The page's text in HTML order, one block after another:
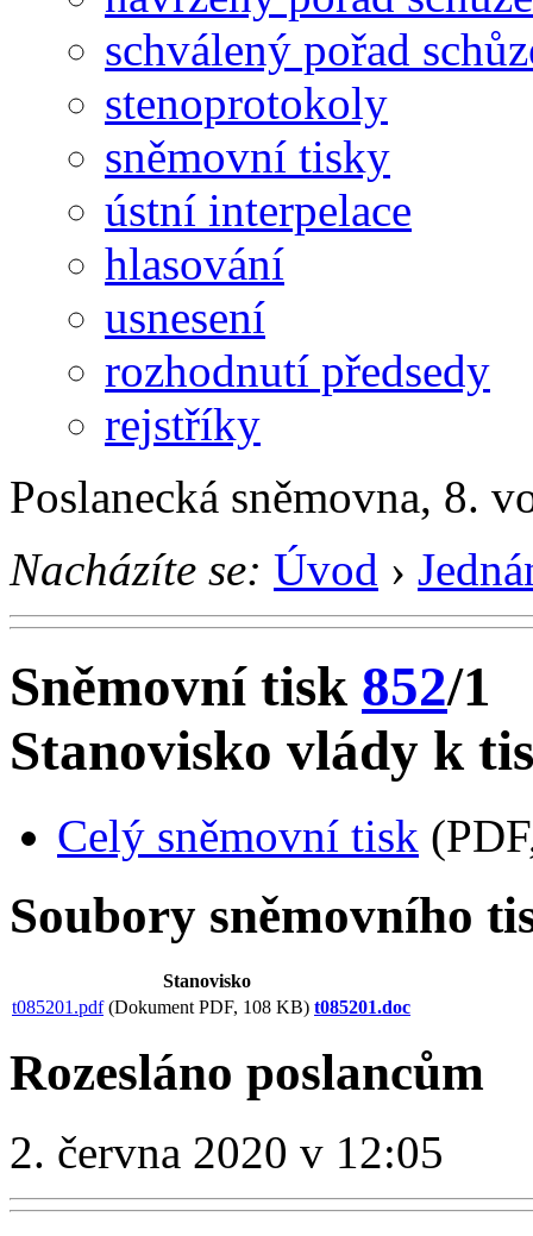
schválený pořad
stenoprotokoly
sněmovní tisky
ústní interpelace
hlasování
usnesení
rozhodnutí předsedy
rejstříky
Poslanecká sněmovna, 8.
Nacházíte se: Úvod ›
Sněmovní tisk 852/1
Stanovisko vlády k
Celý sněmovní tisk
Soubory sněmovního
Stanovisko
t085201.pdf(Dokument PDF, 108 KB) t085201.doc
Rozesláno poslancům
2. června 2020 v 12:05